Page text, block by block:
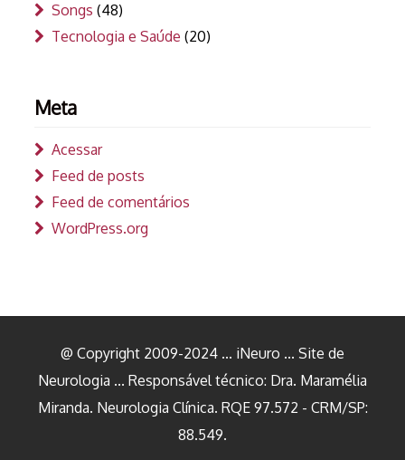
Songs (48)
Tecnologia e Saúde (20)
Meta
Acessar
Feed de posts
Feed de comentários
WordPress.org
@ Copyright 2009-2024 ... iNeuro ... Site de
Neurologia ... Responsável técnico: Dra. Maramélia
Miranda. Neurologia Clínica. RQE 97.572 - CRM/SP:
88.549.